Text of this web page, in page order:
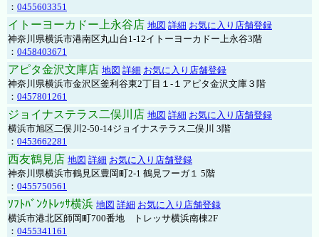
： 0455603351
イトーヨーカドー上永谷店 地図 詳細 お気に入り店舗登録
神奈川県横浜市港南区丸山台1-12イトーヨーカドー上永谷3階
： 0458403671
アピタ金沢文庫店 地図 詳細 お気に入り店舗登録
神奈川県横浜市金沢区釜利谷東2丁目１-１アピタ金沢文庫３階
： 0457801261
ジョイナステラス二俣川店 地図 詳細 お気に入り店舗登録
横浜市旭区二俣川2-50-14ジョイナステラス二俣川 3階
： 0453662281
西友鶴見店 地図 詳細 お気に入り店舗登録
神奈川県横浜市鶴見区豊岡町2-1 鶴見フーガ１ 5階
： 0455750561
ｿﾌﾄﾊﾞﾝｸﾄﾚｯｻ横浜 地図 詳細 お気に入り店舗登録
横浜市港北区師岡町700番地 トレッサ横浜南棟2F
： 0455341161